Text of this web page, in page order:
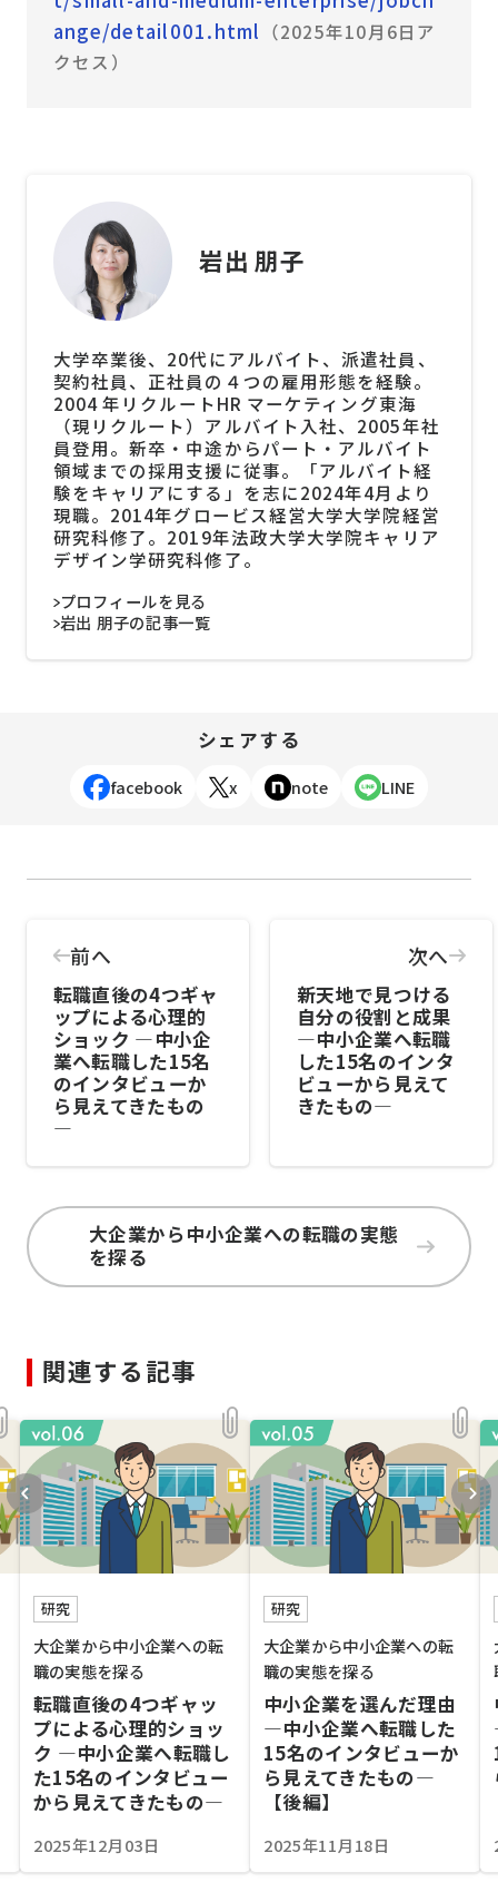
ange/detail001.html （2025年10月6日ア
クセス）
岩出 朋子
大学卒業後、20代にアルバイト、派遣社員、
契約社員、正社員の４つの雇用形態を経験。
2004 年リクルートHR マーケティング東海
（現リクルート）アルバイト入社、2005年社
員登用。新卒・中途からパート・アルバイト
領域までの採用支援に従事。「アルバイト経
験をキャリアにする」を志に2024年4月より
現職。2014年グロービス経営大学大学院経営
研究科修了。2019年法政大学大学院キャリア
デザイン学研究科修了。
プロフィールを見る
岩出 朋子の記事一覧
シェアする
facebook x note LINE
前へ
転職直後の4つギャ
ップによる心理的
ショック ―中小企
業へ転職した15名
のインタビューか
ら見えてきたもの
―
次へ
新天地で見つける
自分の役割と成果
―中小企業へ転職
した15名のインタ
ビューから見えて
きたもの―
大企業から中小企業への転職の実態
を探る
関連する記事
研究
大企業から中小企業への転
職の実態を探る
転職直後の4つギャッ
プによる心理的ショッ
ク ―中小企業へ転職し
た15名のインタビュー
から見えてきたもの―
2025年12月03日
研究
大企業から中小企業への転
職の実態を探る
中小企業を選んだ理由
―中小企業へ転職した
15名のインタビューか
ら見えてきたもの―
【後編】
2025年11月18日